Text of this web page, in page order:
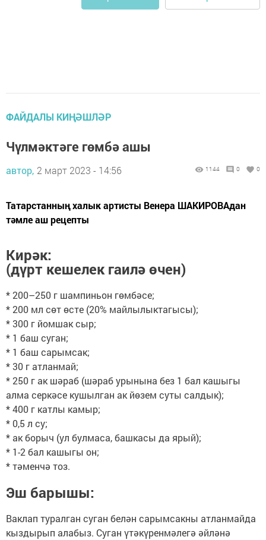
ФАЙДАЛЫ КИҢӘШЛӘР
Чүлмәктәге гөмбә ашы
автор, 2 март 2023 - 14:56 1144 0 0
Татарстанның халык артисты Венера ШАКИРОВАдан
тәмле аш рецепты
Кирәк:
(дүрт кешелек гаилә өчен)
* 200–250 г шампиньон гөмбәсе;
* 200 мл сөт өсте (20% майлылыктагысы);
* 300 г йомшак сыр;
* 1 баш суган;
* 1 баш сарымсак;
* 30 г атланмай;
* 250 г ак шәраб (шәраб урынына без 1 бал кашыгы
алма серкәсе кушылган ак йөзем суты салдык);
* 400 г катлы камыр;
* 0,5 л су;
* ак борыч (ул булмаса, башкасы да ярый);
* 1-2 бал кашыгы он;
* тәменчә тоз.
Эш барышы:
Ваклап туралган суган белән сарымсакны атланмайда
кыздырып алабыз. Суган үтәкүренмәлегә әйләнә